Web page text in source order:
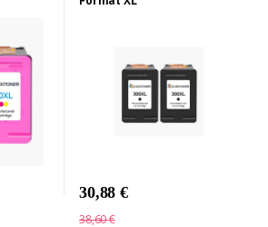
30,88 €
38,60 €